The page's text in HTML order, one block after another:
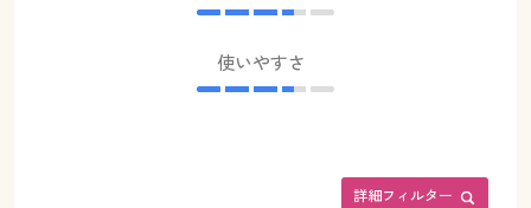
使いやすさ
詳細フィルター